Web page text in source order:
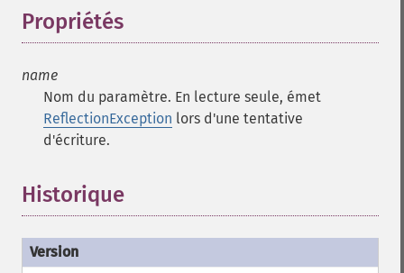
Propriétés
name
Nom du paramètre. En lecture seule, émet
ReflectionException lors d'une tentative
d'écriture.
Historique